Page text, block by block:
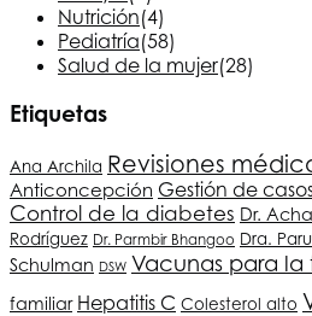
Nutrición(4)
Pediatría(58)
Salud de la mujer(28)
Etiquetas
Ana Archila Revisiones
Anticoncepción Gestión de
Control de la diabetes Dr.
Rodríguez Dr. Parmbir Bhangoo Dra.
Schulman DSW Vacunas para la
familiar Hepatitis C Colesterol alto